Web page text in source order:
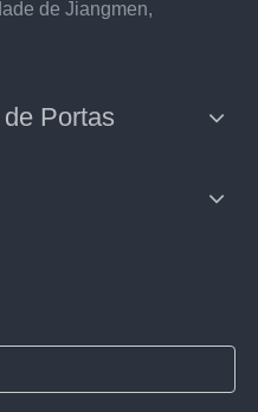
de Jiangmen,
Portas